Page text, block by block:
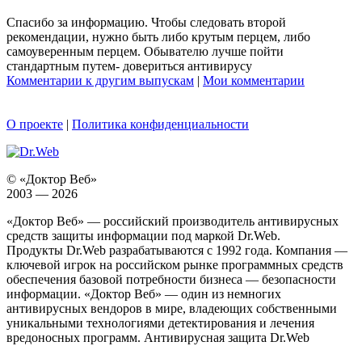
Спасибо за информацию. Чтобы следовать второй
рекомендации, нужно быть либо крутым перцем, либо
самоуверенным перцем. Обывателю лучше пойти
стандартным путем- довериться антивирусу
Комментарии к другим выпускам | Мои комментарии
О проекте | Политика конфиденциальности
© «Доктор Веб»
2003 — 2026
«Доктор Веб» — российский производитель антивирусных
средств защиты информации под маркой Dr.Web.
Продукты Dr.Web разрабатываются с 1992 года. Компания —
ключевой игрок на российском рынке программных средств
обеспечения базовой потребности бизнеса — безопасности
информации. «Доктор Веб» — один из немногих
антивирусных вендоров в мире, владеющих собственными
уникальными технологиями детектирования и лечения
вредоносных программ. Антивирусная защита Dr.Web